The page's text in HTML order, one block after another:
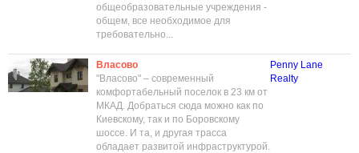
общеобразовательные учреждения -
общем, все необходимое для
требовательно...
Власово
"Власово" – современный
комфортабельный поселок в 23 км от
МКАД. Добраться сюда можно как по
Киевскому, так и по Боровскому
шоссе. И та, и другая трасса
обладает развитой инфраструктурой.
Penny Lane
Realty